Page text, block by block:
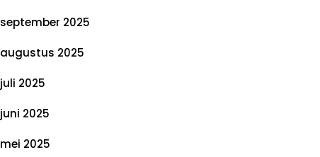
september 2025
augustus 2025
juli 2025
juni 2025
mei 2025